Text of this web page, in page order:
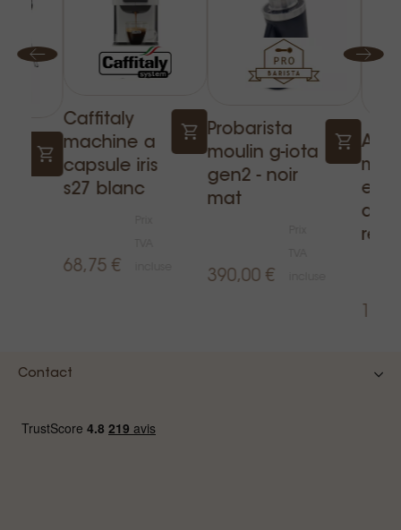
Caffitaly
machine a
capsule iris
s27 blanc
68,75 €
Probarista
moulin g-iota
gen2 - noir
mat
390,00 €
1
Contact